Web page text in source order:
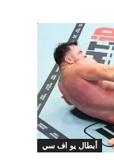
أبطال يو اف سي